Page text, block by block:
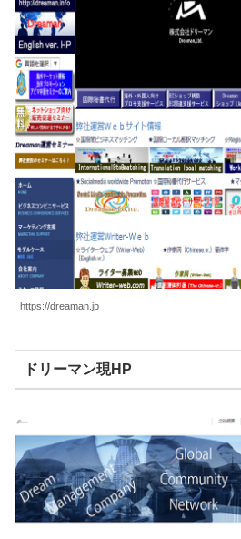
https://dreaman.jp
ドリーマン現HP